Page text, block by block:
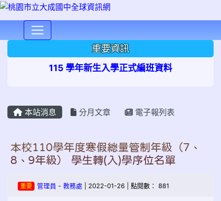
重要資訊
115 學年新生入學正式編班資料
本站消息 分月文章 電子報列表
本校110學年度寒假總量管制年級（7、
8、9年級） 學生轉(入)學序位名單
重要 管理員 - 教務處 | 2022-01-26 | 點閱數： 881